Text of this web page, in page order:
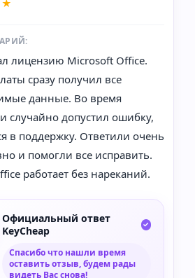
лицензию Microsoft Office.
сразу получил все
данные. Во время
случайно допустил ошибку,
в поддержку. Ответили очень
и помогли все исправить.
работает без нареканий.
Официальный ответ
KeyCheap
Спасибо что нашли время
оставить отзыв, будем рады
видеть Вас снова!